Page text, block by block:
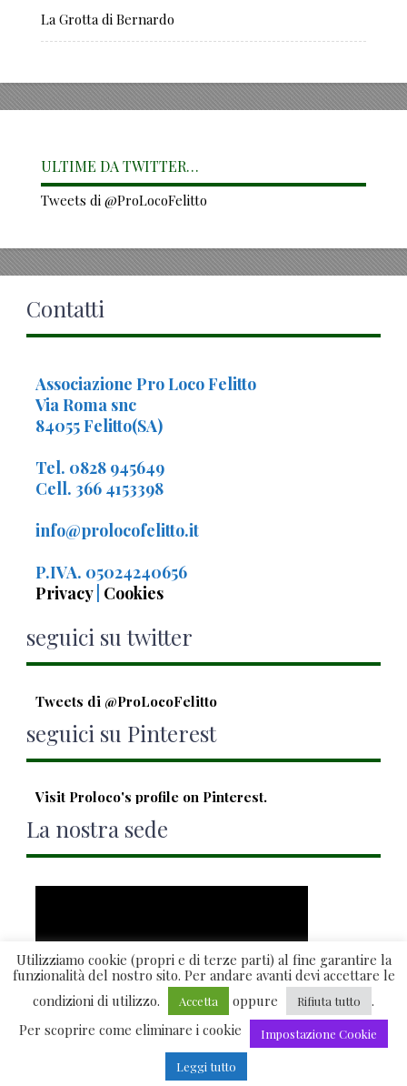
La Grotta di Bernardo
ULTIME DA TWITTER…
Tweets di @ProLocoFelitto
Contatti
Associazione Pro Loco Felitto
Via Roma snc
84055 Felitto(SA)
Tel. 0828 945649
Cell. 366 4153398
info@prolocofelitto.it
P.IVA. 05024240656
Privacy Cookies
seguici su twitter
Tweets di @ProLocoFelitto
seguici su Pinterest
Visit Proloco's profile on Pinterest.
La nostra sede
Visualizzazione ingrandita della mappa
Credits
Utilizziamo cookie (propri e di terze parti) al fine garantire la
funzionalità del nostro sito. Per andare avanti devi accettare le
condizioni di utilizzo.
Accetta oppure Rifiuta tutto
.
Per scoprire come eliminare i cookie
Impostazione Cookie
Leggi tutto